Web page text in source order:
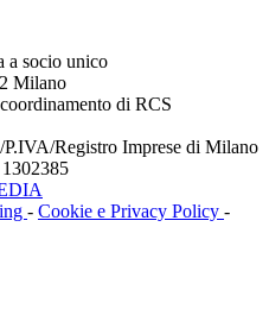
a socio unico
Milano
di RCS
Registro Imprese di Milano
- Cookie e Privacy Policy -